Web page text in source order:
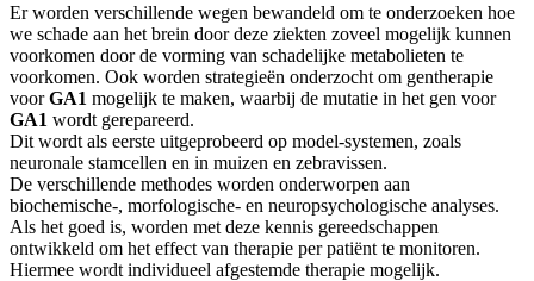
Er worden verschillende wegen bewandeld om te onderzoeken hoe
we schade aan het brein door deze ziekten zoveel mogelijk kunnen
voorkomen door de vorming van schadelijke metabolieten te
voorkomen. Ook worden strategieën onderzocht om gentherapie
voorGA1 mogelijk te maken, waarbij de mutatie in het gen voor
GA1 wordt gerepareerd.
Dit wordt als eerste uitgeprobeerd op model-systemen, zoals
neuronale stamcellen en in muizen en zebravissen.
De verschillende methodes worden onderworpen aan
biochemische-, morfologische- en neuropsychologische analyses.
Als het goed is, worden met deze kennis gereedschappen
ontwikkeld om het effect van therapie per patiënt te monitoren.
Hiermee wordt individueel afgestemde therapie mogelijk.